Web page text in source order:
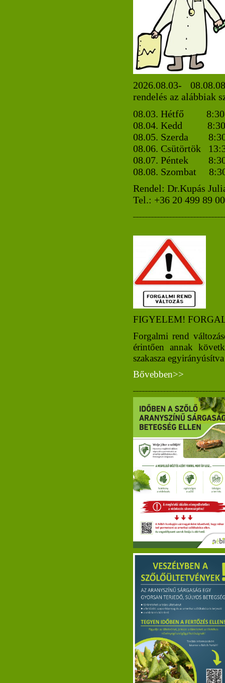
2026.08.03-
rendelés az alábbiak
08.03. Hétfő
08.04. Kedd
08.05. Szerda
08.06. Csütörtök
08.07. Péntek
08.08. Szombat
Rendel: Dr.Kupás
Tel.: +36 20 499 89 00
FIGYELEM!
Forgalmi rend
érintően annak
szakasza
Bővebben>>